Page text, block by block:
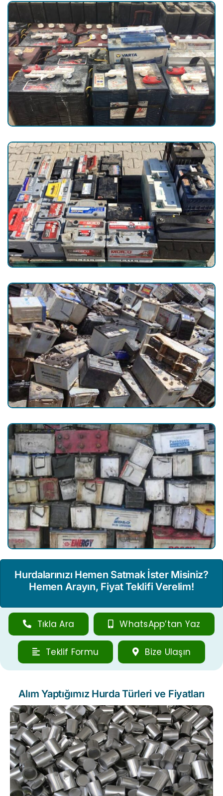
Hurdalarınızı Hemen Satmak İster Misiniz?
Hemen Arayın, Fiyat Teklifi Verelim!
Tıkla Ara WhatsApp’tan Yaz
Teklif Formu Bize Ulaşın
Alım Yaptığımız Hurda Türleri ve Fiyatları